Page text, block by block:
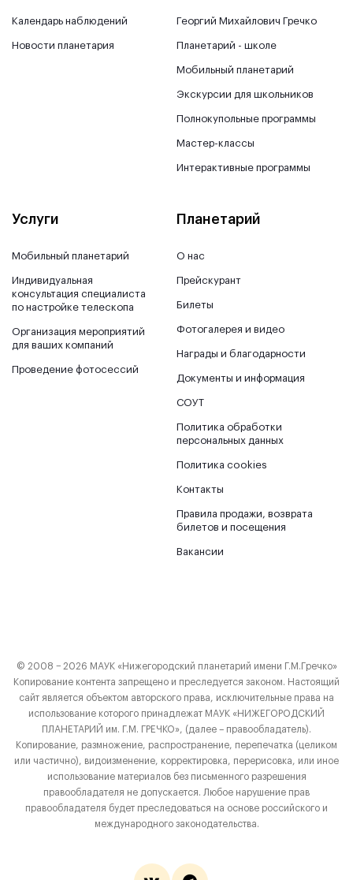
Календарь наблюдений
Новости планетария
Георгий Михайлович Гречко
Планетарий - школе
Мобильный планетарий
Экскурсии для школьников
Полнокупольные программы
Мастер-классы
Интерактивные программы
Услуги
Мобильный планетарий
Индивидуальная
консультация специалиста
по настройке телескопа
Организация мероприятий
для ваших компаний
Проведение фотосессий
Планетарий
О нас
Прейскурант
Билеты
Фотогалерея и видео
Награды и благодарности
Документы и информация
СОУТ
Политика обработки
персональных данных
Политика cookies
Контакты
Правила продажи, возврата
билетов и посещения
Вакансии
© 2008 − 2026 МАУК «Нижегородский планетарий имени Г.М.Гречко»
Копирование контента запрещено и преследуется законом. Настоящий
сайт является объектом авторского права, исключительные права на
использование которого принадлежат МАУК «НИЖЕГОРОДСКИЙ
ПЛАНЕТАРИЙ им. Г.М. ГРЕЧКО», (далее – правообладатель).
Копирование, размножение, распространение, перепечатка (целиком
или частично), видоизменение, корректировка, перерисовка, или иное
использование материалов без письменного разрешения
правообладателя не допускается. Любое нарушение прав
правообладателя будет преследоваться на основе российского и
международного законодательства.